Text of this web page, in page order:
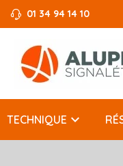
01 34 94 14 10
TECHNIQUE keyboard_arrow_down